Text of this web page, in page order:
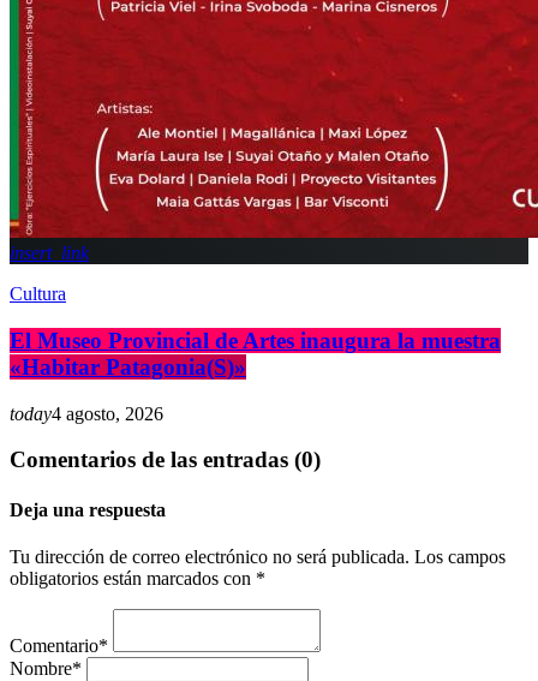
insert_link
Cultura
El Museo Provincial de Artes inaugura la muestra
«Habitar Patagonia(S)»
today4 agosto, 2026
Comentarios de las entradas (0)
Deja una respuesta
Tu dirección de correo electrónico no será publicada. Los campos
obligatorios están marcados con *
Comentario*
Nombre*